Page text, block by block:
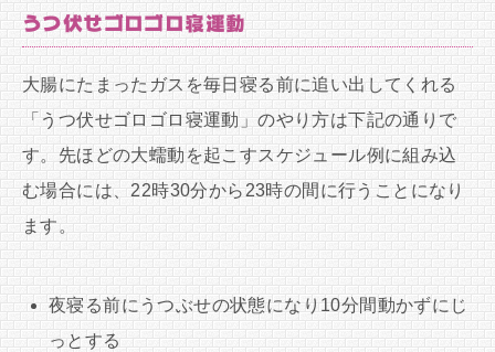
うつ伏せゴロゴロ寝運動
大腸にたまったガスを毎日寝る前に追い出してくれる
「うつ伏せゴロゴロ寝運動」のやり方は下記の通りで
す。先ほどの大蠕動を起こすスケジュール例に組み込
む場合には、22時30分から23時の間に行うことになり
ます。
夜寝る前にうつぶせの状態になり10分間動かずにじ
っとする